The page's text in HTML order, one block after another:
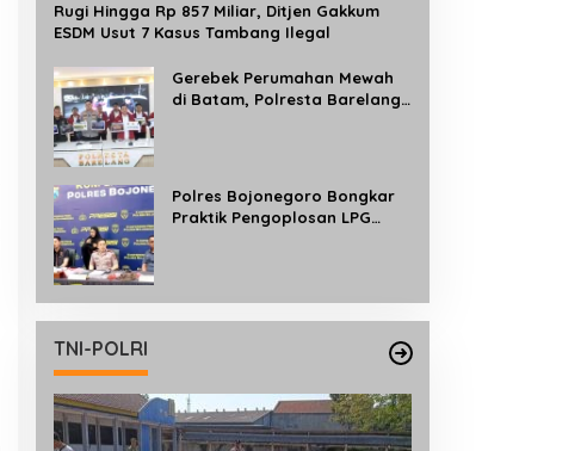
Rugi Hingga Rp 857 Miliar, Ditjen Gakkum
ESDM Usut 7 Kasus Tambang Ilegal
Gerebek Perumahan Mewah
di Batam, Polresta Barelang
Polres Bojonegoro Bongkar
Praktik Pengoplosan LPG
TNI-POLRI